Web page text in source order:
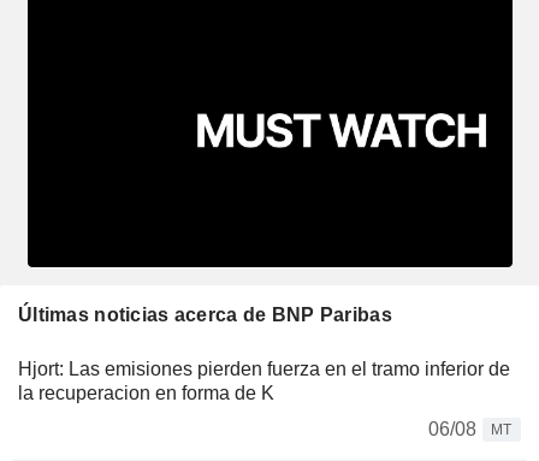
Últimas noticias acerca de BNP Paribas
Hjort: Las emisiones pierden fuerza en el tramo inferior de
la recuperacion en forma de K
06/08
MT